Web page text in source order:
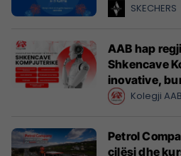
SKECHERS
AAB hap
Shkencave
inovative,
Kolegji AAB
Petrol
cilësi dhe